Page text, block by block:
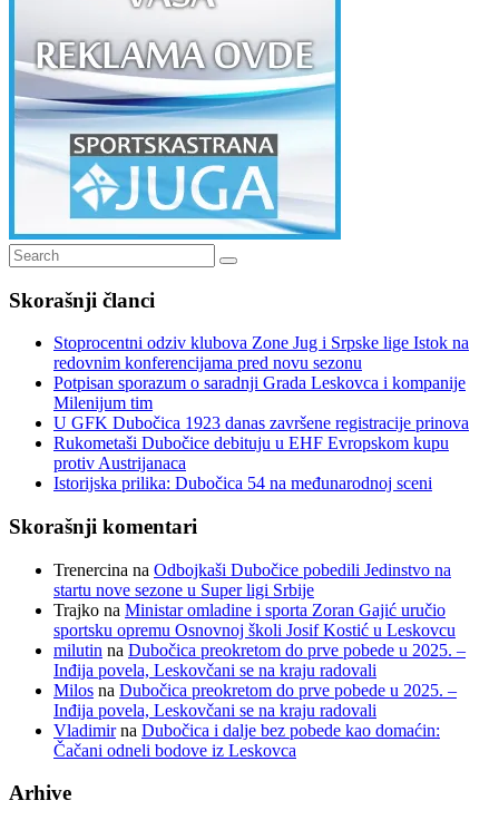
Search
for:
Search
Skorašnji članci
Stoprocentni odziv klubova Zone Jug i Srpske lige Istok na
redovnim konferencijama pred novu sezonu
Potpisan sporazum o saradnji Grada Leskovca i kompanije
Milenijum tim
U GFK Dubočica 1923 danas završene registracije prinova
Rukometaši Dubočice debituju u EHF Evropskom kupu
protiv Austrijanaca
Istorijska prilika: Dubočica 54 na međunarodnoj sceni
Skorašnji komentari
Trenercina na Odbojkaši Dubočice pobedili Jedinstvo na
startu nove sezone u Super ligi Srbije
Trajko na Ministar omladine i sporta Zoran Gajić uručio
sportsku opremu Osnovnoj školi Josif Kostić u Leskovcu
milutin na Dubočica preokretom do prve pobede u 2025. –
Inđija povela, Leskovčani se na kraju radovali
Milos na Dubočica preokretom do prve pobede u 2025. –
Inđija povela, Leskovčani se na kraju radovali
Vladimirna Dubočica i dalje bez pobede kao domaćin:
Čačani odneli bodove iz Leskovca
Arhive